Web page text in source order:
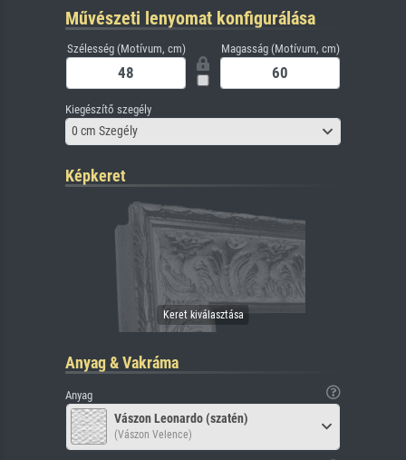
Művészeti lenyomat konfigurálása
Szélesség (Motívum, cm) Magasság (Motívum, cm)
Kiegészítő szegély
0 cm Szegély
Képkeret
Anyag & Vakráma
Anyag
Vászon Leonardo (szatén)
(Vászon Velence)